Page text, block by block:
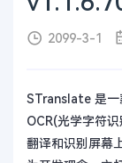
2099-3-1
STranslate 是一
OCR(光学字符
翻译和识别屏幕